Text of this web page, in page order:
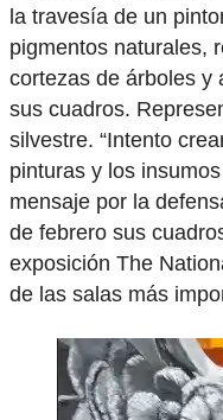
la travesía de un
pigmentos naturales,
cortezas de árboles y
sus cuadros.
silvestre. “Intento
pinturas y los
mensaje por la
de febrero sus
exposición The
de las salas más